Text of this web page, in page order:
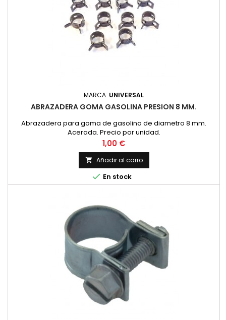
MARCA: UNIVERSAL
ABRAZADERA GOMA GASOLINA PRESION 8 MM.
Abrazadera para goma de gasolina de diametro 8 mm.
Acerada. Precio por unidad.
Precio
1,00 €
 Añadir al carro
 En stock